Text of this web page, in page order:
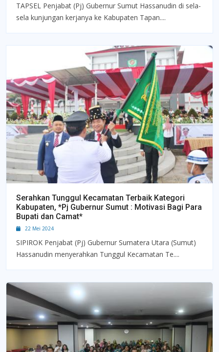
TAPSEL Penjabat (Pj) Gubernur Sumut Hassanudin di sela-
sela kunjungan kerjanya ke Kabupaten Tapan....
Serahkan Tunggul Kecamatan Terbaik Kategori
Kabupaten, *Pj Gubernur Sumut : Motivasi Bagi Para
Bupati dan Camat*
22 Mei 2024
SIPIROK Penjabat (Pj) Gubernur Sumatera Utara (Sumut)
Hassanudin menyerahkan Tunggul Kecamatan Te....